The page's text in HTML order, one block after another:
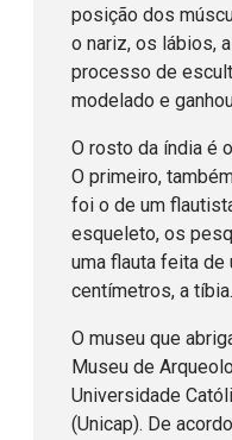
posição dos
o nariz, os lábios,
processo de
modelado e
O rosto da índia é
O primeiro,
foi o de um
esqueleto, os
uma flauta feita de
centímetros, a tíbia.
O museu que
Museu de
Universidade
(Unicap). De